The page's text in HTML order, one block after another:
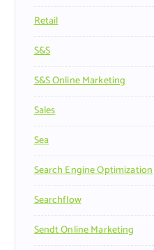
Retail
S&s
S&s Online Marketing
Sales
Sea
Search Engine Optimization
Searchflow
Sendt Online Marketing